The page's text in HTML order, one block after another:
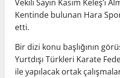
Vekili Sayın Kasım Keleş’i
Kentinde bulunan Hara
etti.
Bir dizi konu başlığının
Yurtdışı Türkleri Karate
ile yapılacak ortak